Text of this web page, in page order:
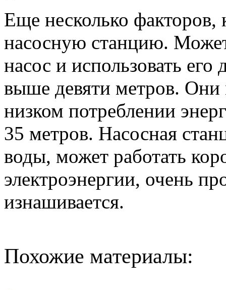
Еще несколько
насосную станцию.
насос и использовать
выше девяти метров.
низком потреблении
35 метров. Насосная
воды, может работать
электроэнергии, очень
изнашивается.
Похожие материалы: